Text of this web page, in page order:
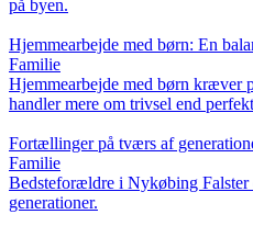
på byen.
Hjemmearbejde med børn: En
Familie
Hjemmearbejde med børn kræver
handler mere om trivsel end
Fortællinger på tværs af
Familie
Bedsteforældre i Nykøbing
generationer.